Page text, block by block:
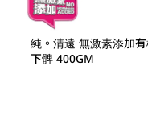
純。清遠 無激素添加
下髀 400GM